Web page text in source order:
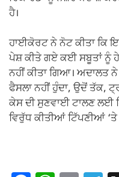
ਹੈ।
ਹਾਈਕੋਰਟ ਨੇ ਨੋਟ ਕੀਤਾ ਕਿ
ਪੇਸ਼ ਕੀਤੇ ਗਏ ਕਈ ਸਬੂਤਾਂ ਨੂੰ
ਨਹੀਂ ਕੀਤਾ ਗਿਆ। ਅਦਾਲਤ
ਫੈਸਲਾ ਨਹੀਂ ਹੁੰਦਾ, ਉਦੋਂ ਤੱਕ,
ਕੇਸ ਦੀ ਸੁਣਵਾਈ ਟਾਲਣ ਲਈ
ਵਿਰੁੱਧ ਕੀਤੀਆਂ ਟਿੱਪਣੀਆਂ ‘ਤੇ